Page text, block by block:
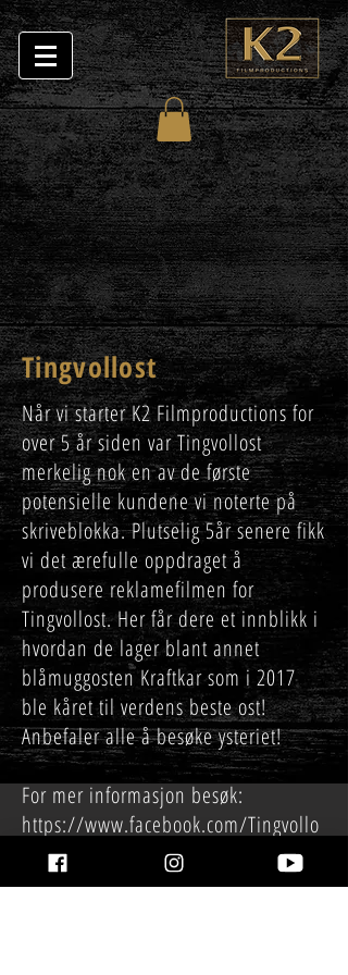
Tingvollost
Når vi starter K2 Filmproductions for
over 5 år siden var Tingvollost
merkelig nok en av de første
potensielle kundene vi noterte på
skriveblokka. Plutselig 5år senere fikk
vi det ærefulle oppdraget å
produsere reklamefilmen for
Tingvollost. Her får dere et innblikk i
hvordan de lager blant annet
blåmuggosten Kraftkar som i 2017
ble kåret til verdens beste ost!
Anbefaler alle å besøke ysteriet!
For mer informasjon besøk:
https://www.facebook.com/Tingvollo
st/?
eid=ARA6dTZ3Vf9TxiHvCRkQq0plkO2V